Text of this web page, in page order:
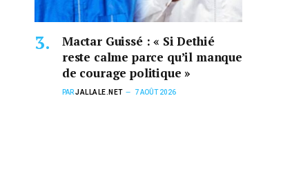
Mactar Guissé : « Si Dethié
reste calme parce qu’il manque
de courage politique »
PARJALLALE.NET 7 AOÛT 2026